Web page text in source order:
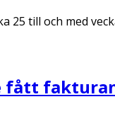
25 till och med
fått